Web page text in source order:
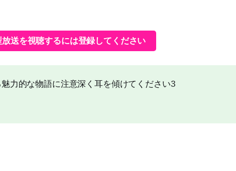
放送を視聴するには登録してください
力的な物語に注意深く耳を傾けてください3